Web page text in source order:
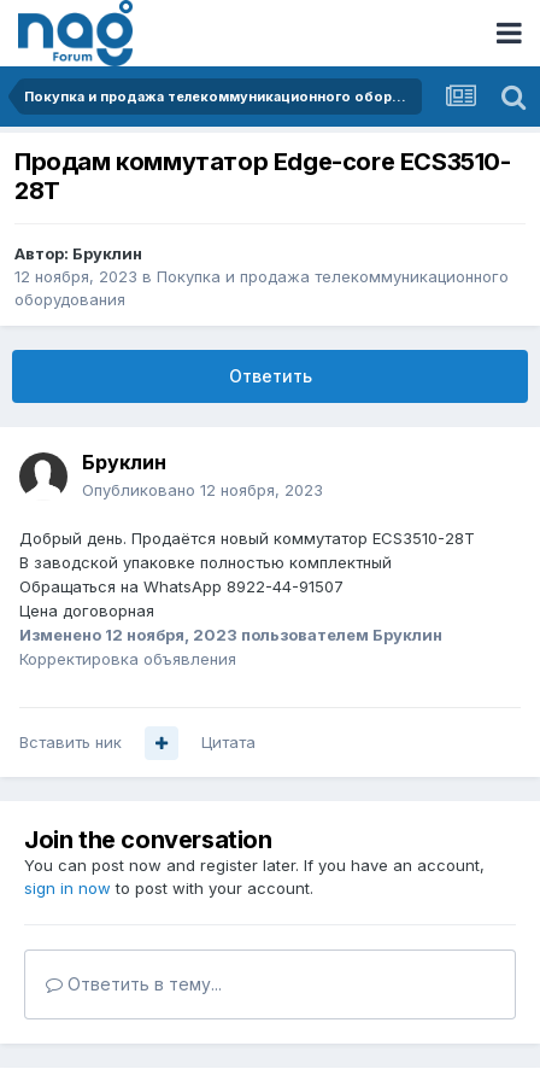
Покупка и продажа телекоммуникационного оборудования
Продам коммутатор Edge-core ECS3510-
28T
Автор: Бруклин
12 ноября, 2023 в Покупка и продажа телекоммуникационного
оборудования
Ответить
Бруклин
Опубликовано 12 ноября, 2023
Добрый день. Продаётся новый коммутатор ECS3510-28T
В заводской упаковке полностью комплектный
Обращаться на WhatsApp 8922-44-91507
Цена договорная
Изменено 12 ноября, 2023 пользователем Бруклин
Корректировка объявления
Вставить ник Цитата
Join the conversation
You can post now and register later. If you have an account,
sign in now to post with your account.
Ответить в тему...